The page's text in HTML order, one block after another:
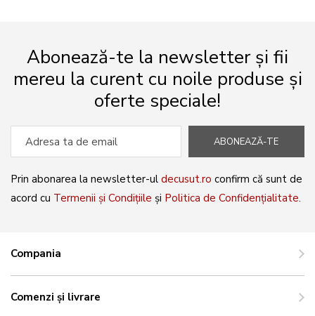
Abonează-te la newsletter și fii
mereu la curent cu noile produse și
oferte speciale!
ABONEAZĂ-TE
Prin abonarea la newsletter-ul decusut.ro confirm că sunt de
acord cu Termenii și Condițiile și Politica de Confidențialitate.
Compania
Comenzi și livrare